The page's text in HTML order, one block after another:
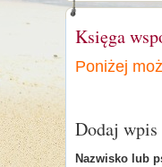
Księga
Poniżej
Dodaj wpis
Nazwisko lub